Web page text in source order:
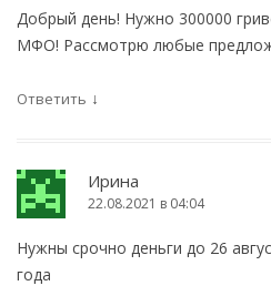
Добрый день! Нужно 300000
МФО! Рассмотрю любые
Ответить ↓
Ирина
22.08.2021 в 04:04
Нужны срочно деньги до 26
года